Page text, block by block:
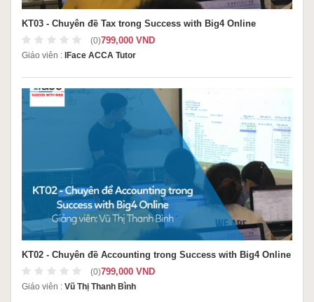
KT03 - Chuyên đề Tax trong Success with Big4 Online
(0)799,000 VND
Giáo viên : IFace ACCA Tutor
KT02 - Chuyên đề Accounting trong Success with Big4 Online
(0)799,000 VND
Giáo viên : Vũ Thị Thanh Bình